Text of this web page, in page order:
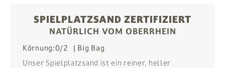
SPIELPLATZSAND ZERTIFIZIERT
NATÜRLICH VOM OBERRHEIN
Körnung:0/2
Big Bag
Unser Spielplatzsand ist ein reiner, heller